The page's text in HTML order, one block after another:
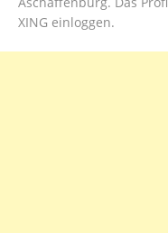
XING einloggen.